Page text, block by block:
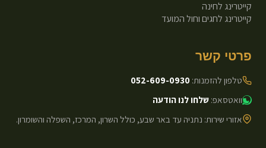
קייטרינג לחינה
קייטרינג לחגים וחול המועד
פרטי קשר
טלפון להזמנות: 052-609-0930
וואטסאפ: שלחו לנו הודעה
אזורי שירות: נתניה עד באר שבע, כולל השרון, המרכז, השפלה והשומרון.